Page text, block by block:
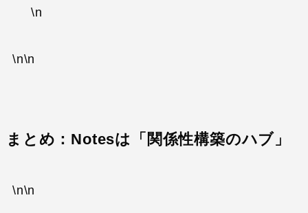
\n
\n\n
まとめ：Notesは「関係性構築のハブ」
\n\n